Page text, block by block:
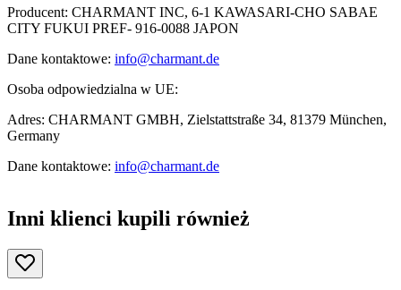
Producent: CHARMANT INC, 6-1 KAWASARI-CHO SABAE
CITY FUKUI PREF- 916-0088 JAPON
Dane kontaktowe: info@charmant.de
Osoba odpowiedzialna w UE:
Adres: CHARMANT GMBH, Zielstattstraße 34, 81379 München,
Germany
Dane kontaktowe: info@charmant.de
Inni klienci kupili również